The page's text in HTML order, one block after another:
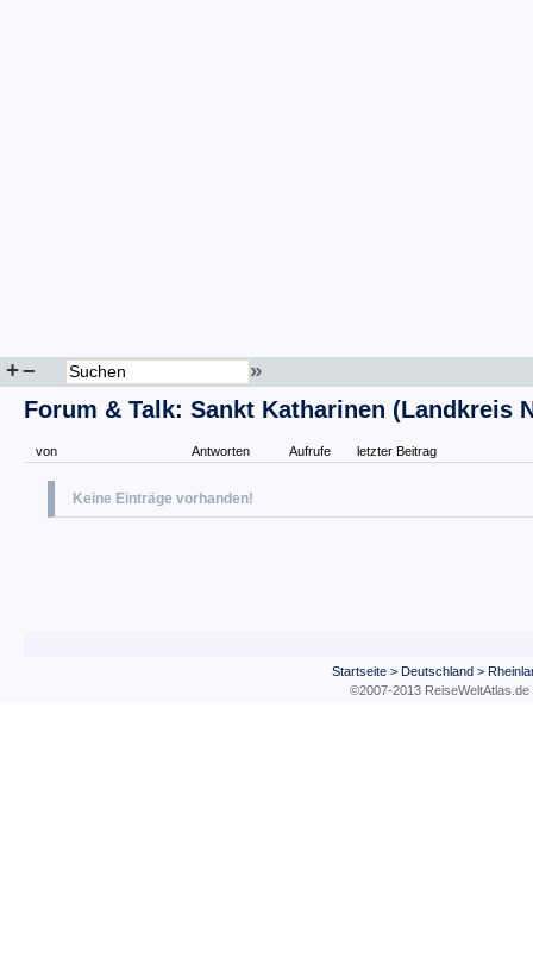
+– »
Forum & Talk: Sankt Katharinen (Landkreis
von Antworten Aufrufe letzter Beitrag
Keine Einträge vorhanden!
Startseite > Deutschland >
©2007-2013